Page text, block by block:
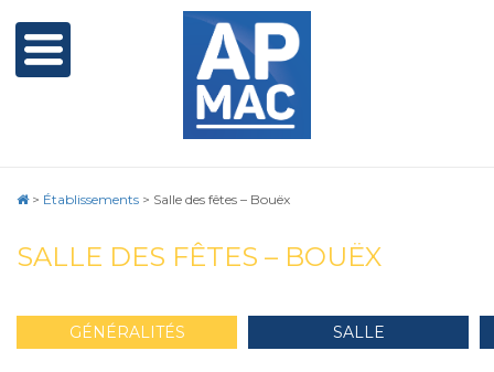
> Établissements > Salle des fêtes – Bouëx
SALLE DES FÊTES – BOUËX
GÉNÉRALITÉS SALLE